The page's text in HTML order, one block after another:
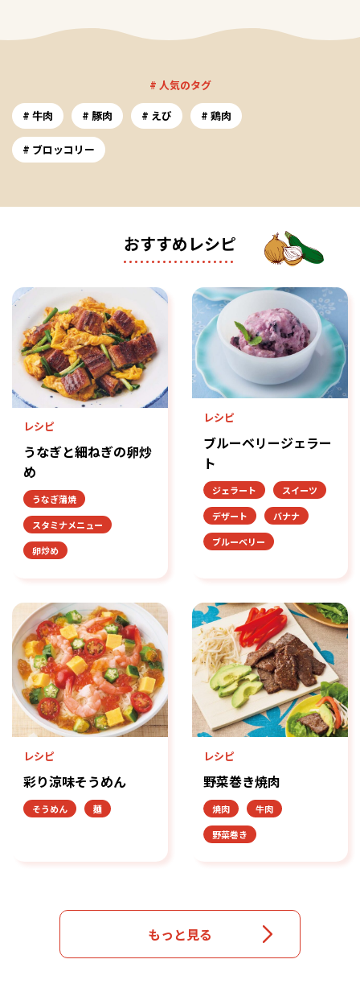
# 人気のタグ
牛肉
豚肉 えび 鶏肉
ブロッコリー
おすすめレシピ
レシピ
うなぎと細ねぎの卵炒
め
うなぎ蒲焼
スタミナメニュー
卵炒め
レシピ
ブルーベリージェラー
ト
ジェラート
スイーツ
デザート
バナナ
ブルーベリー
レシピ
彩り涼味そうめん
そうめん 麺
レシピ
野菜巻き焼肉
焼肉
牛肉
野菜巻き
もっと見る